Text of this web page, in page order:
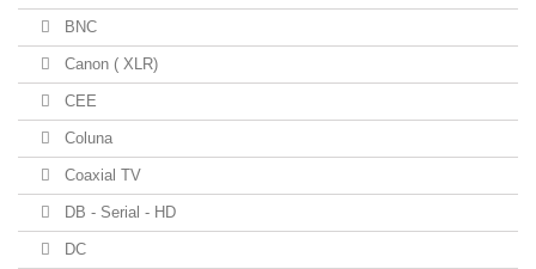
BNC
Canon ( XLR)
CEE
Coluna
Coaxial TV
DB - Serial - HD
DC